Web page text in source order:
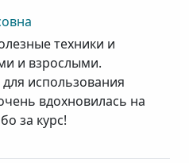
техники и
и взрослыми.
использования
вдохновилась на
за курс!